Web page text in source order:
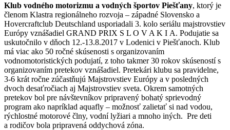
Klub vodného motorizmu a vodných športov Piešťany, ktorý je
členom Klastra regionálneho rozvoja – západné Slovensko a
Hovercraftclub Deutschland usporiadali 3. kolo seriálu majstrovstiev
Európy vznášadiel GRAND PRIX S L O V A K I A. Podujatie sa
uskutočnilo v dňoch 12.-13.8.2017 v Lodenici v Piešťanoch. Klub
má viac ako 50 ročné skúsenosti s organizovaním
vodnomotoristických podujatí, z toho takmer 30 rokov skúseností s
organizovaním pretekov vznášadiel. Pretekári klubu sa pravidelne,
3-6 krát ročne zúčastňujú Majstrovstiev Európy a v posledných
dvoch desaťročiach aj Majstrovstiev sveta. Okrem samotných
pretekov bol pre návštevníkov pripravený bohatý sprievodný
program ako napríklad aquafly – možnosť zalietať si nad vodou,
rýchlostné motorové člny, vodní lyžiari a mnoho iných. Pre deti
a rodičov bola pripravená oddychová zóna.